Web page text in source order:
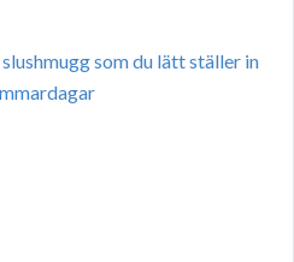
som du lätt ställer in